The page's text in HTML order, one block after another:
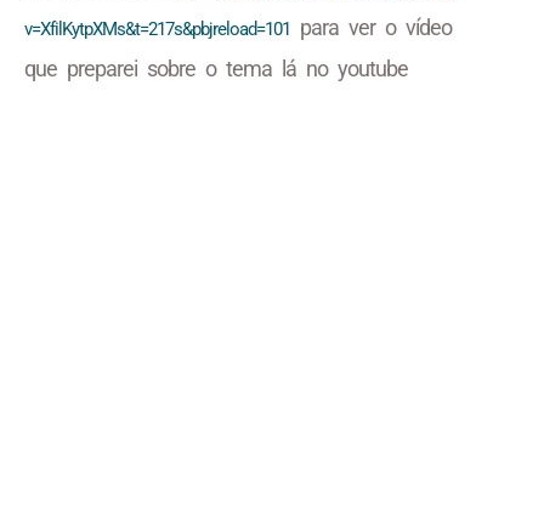
v=XfilKytpXMs&t=217s&pbjreload=101 para ver o vídeo
que preparei sobre o tema lá no youtube